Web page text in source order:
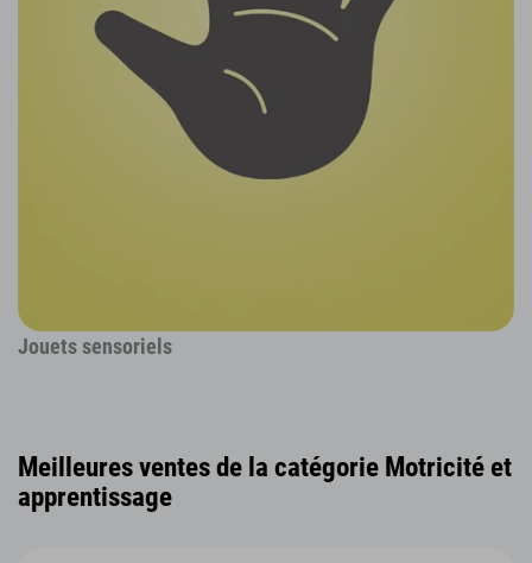
Jouets sensoriels
Meilleures ventes de la catégorie Motricité et
apprentissage